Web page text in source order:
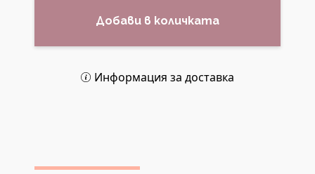
Добави в количката
Информация за доставка